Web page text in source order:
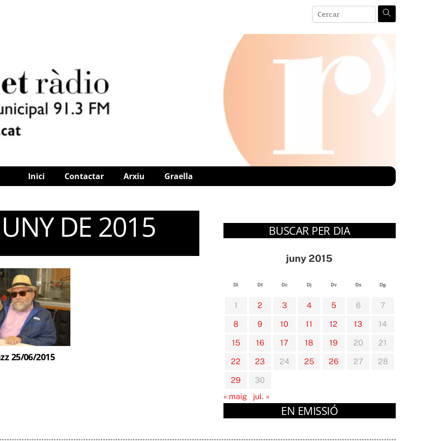
Inici Contactar Arxiu Graella
DE 2015
25/06/2015
BUSCAR PER DIA
juny 2015
Dl Dt Dc Dj Dv Ds Dg
1 2 3 4 5 6
7
8
9 10 11 12 13
14
15
16 17 18 19 20
21
22
23 24 25 26 27
28
29
30
« maig
jul. »
EN EMISSIÓ